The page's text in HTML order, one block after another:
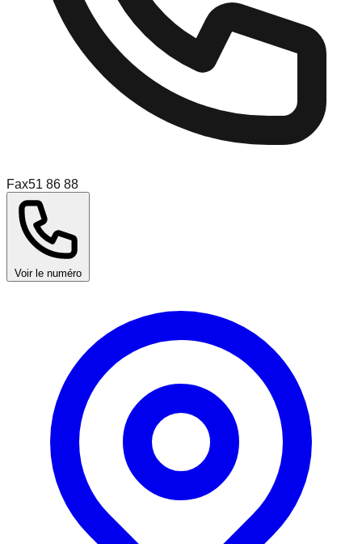
Fax51 86 88
Voir le numéro